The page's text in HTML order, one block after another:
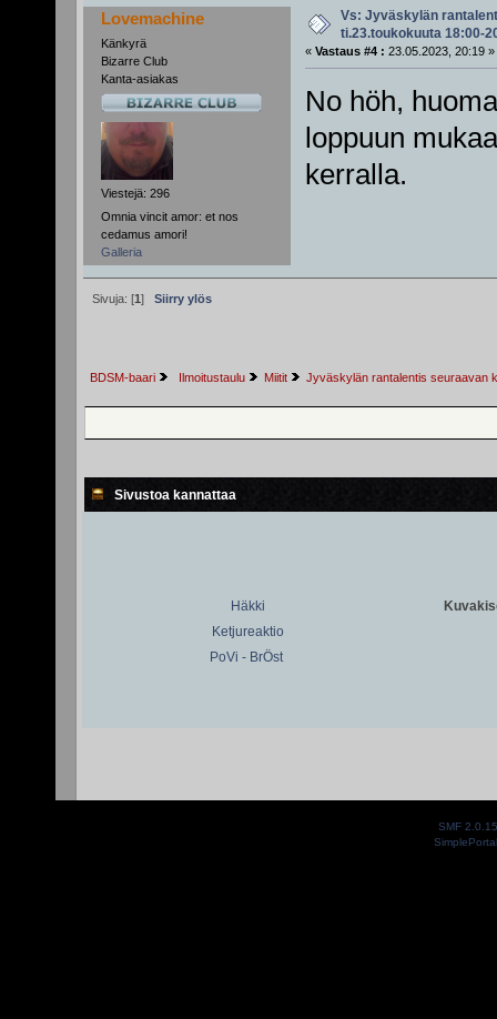
Lovemachine
Känkyrä
Bizarre Club
Kanta-asiakas
Viestejä: 296
Omnia vincit amor: et nos
cedamus amori!
Galleria
Vs: Jyväskylän
ti.23.toukokuuta 18:00-
« Vastaus #4 : 23.05.2023, 20:19 »
No höh,
loppuun
kerralla.
Sivuja: [1] Siirry ylös
BDSM-baari Ilmoitustaulu Miitit Jyväskylän rantalentis seuraavan
Sivustoa kannattaa
Häkki
Ketjureaktio
PoVi - BrÖst
SMF 2.0.15